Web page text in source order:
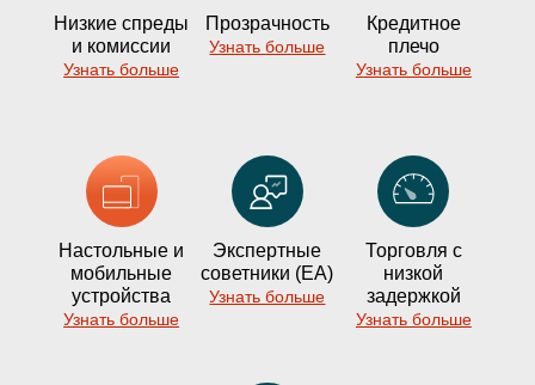
Низкие спреды
и комиссии
Узнать больше
Прозрачность
Узнать больше
Кредитное
плечо
Узнать больше
Настольные и
мобильные
устройства
Узнать больше
Экспертные
советники (EA)
Узнать больше
Торговля с
низкой
задержкой
Узнать больше